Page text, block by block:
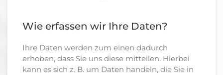
Wie erfassen wir Ihre Daten?
Ihre Daten werden zum einen dadurch
erhoben, dass Sie uns diese mitteilen. Hierbei
kann es sich z. B. um Daten handeln, die Sie in